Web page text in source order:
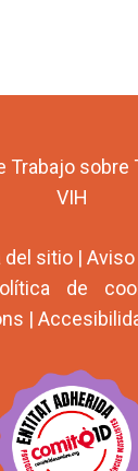
Trabajo sobre
VIH
del sitio | Aviso
de
|